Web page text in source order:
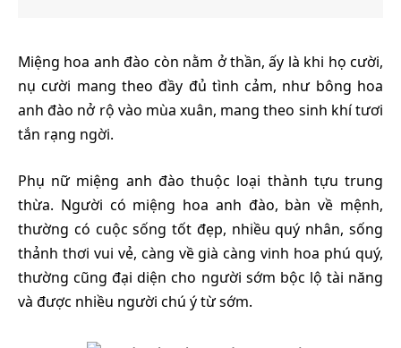
Miệng hoa anh đào còn nằm ở thần, ấy là khi họ cười,
nụ cười mang theo đầy đủ tình cảm, như bông hoa
anh đào nở rộ vào mùa xuân, mang theo sinh khí tươi
tắn rạng ngời.
Phụ nữ miệng anh đào thuộc loại thành tựu trung
thừa. Người có miệng hoa anh đào, bàn về mệnh,
thường có cuộc sống tốt đẹp, nhiều quý nhân, sống
thảnh thơi vui vẻ, càng về già càng vinh hoa phú quý,
thường cũng đại diện cho người sớm bộc lộ tài năng
và được nhiều người chú ý từ sớm.